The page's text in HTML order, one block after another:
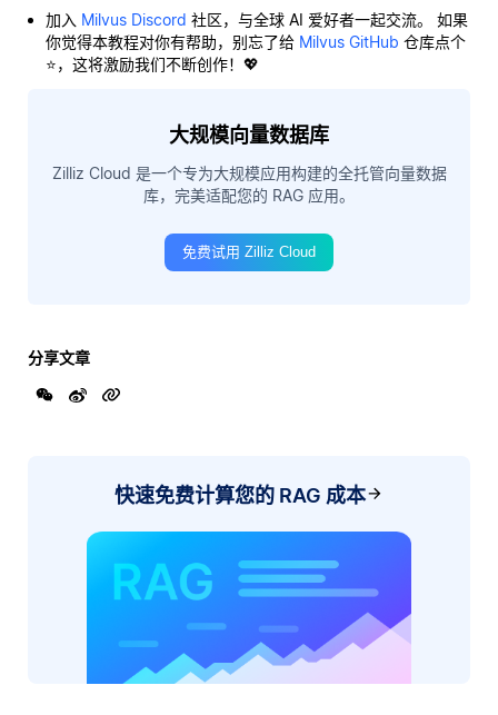
加入 Milvus Discord 社区，与全球 AI 爱好者一起交流。 如果
你觉得本教程对你有帮助，别忘了给 Milvus GitHub 仓库点个
⭐，这将激励我们不断创作！💖
大规模向量数据库
Zilliz Cloud 是一个专为大规模应用构建的全托管向量数据
库，完美适配您的 RAG 应用。
免费试用 Zilliz Cloud
分享文章
快速免费计算您的 RAG 成本